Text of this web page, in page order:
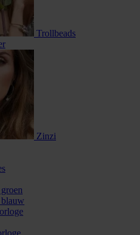
Trollbeads
Zinzi